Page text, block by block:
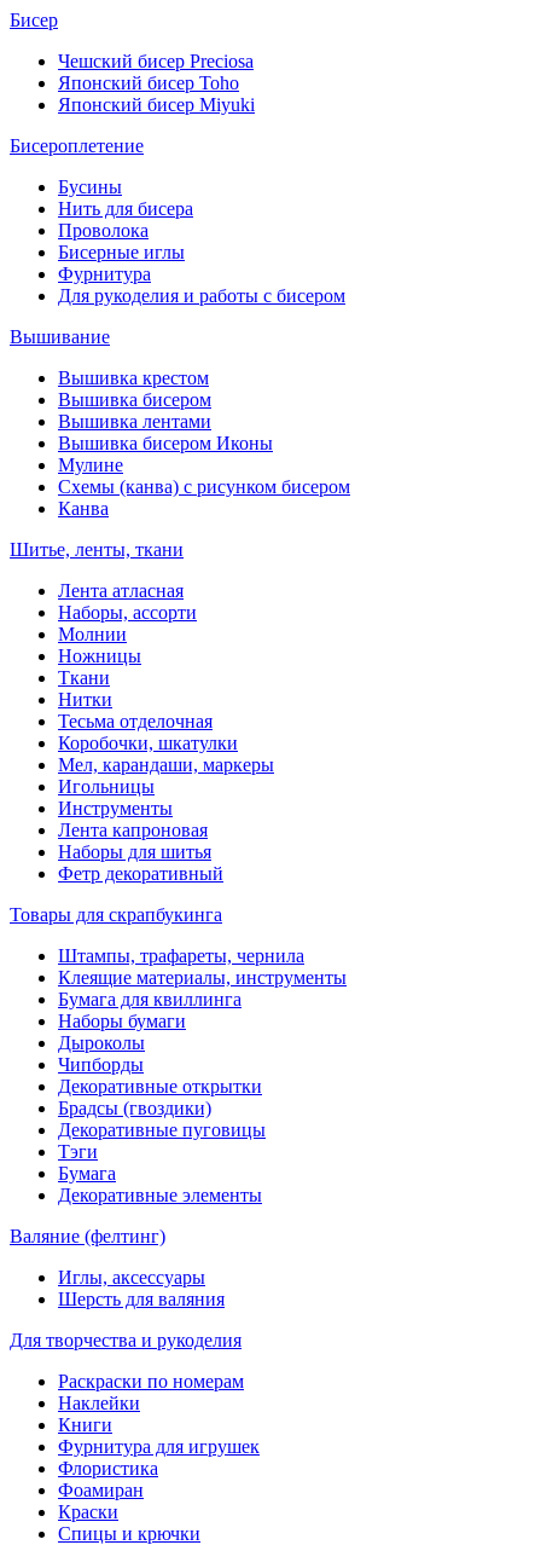
Бисер
Чешский бисер Preciosa
Японский бисер Toho
Японский бисер Miyuki
Бисероплетение
Бусины
Нить для бисера
Проволока
Бисерные иглы
Фурнитура
Для рукоделия и работы с бисером
Вышивание
Вышивка крестом
Вышивка бисером
Вышивка лентами
Вышивка бисером Иконы
Мулине
Схемы (канва) с рисунком бисером
Канва
Шитье, ленты, ткани
Лента атласная
Наборы, ассорти
Молнии
Ножницы
Ткани
Нитки
Тесьма отделочная
Коробочки, шкатулки
Мел, карандаши, маркеры
Игольницы
Инструменты
Лента капроновая
Наборы для шитья
Фетр декоративный
Товары для скрапбукинга
Штампы, трафареты, чернила
Клеящие материалы, инструменты
Бумага для квиллинга
Наборы бумаги
Дыроколы
Чипборды
Декоративные открытки
Брадсы (гвоздики)
Декоративные пуговицы
Тэги
Бумага
Декоративные элементы
Валяние (фелтинг)
Иглы, аксессуары
Шерсть для валяния
Для творчества и рукоделия
Раскраски по номерам
Наклейки
Книги
Фурнитура для игрушек
Флористика
Фоамиран
Краски
Спицы и крючки